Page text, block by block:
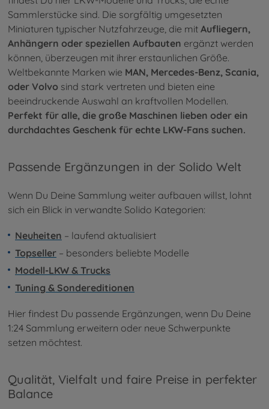
Sammlerstücke sind. Die sorgfältig umgesetzten
Miniaturen typischer Nutzfahrzeuge, die mit Aufliegern,
Anhängern oder speziellen Aufbauten ergänzt werden
können, überzeugen mit ihrer erstaunlichen Größe.
Weltbekannte Marken wie MAN, Mercedes-Benz, Scania,
oder Volvo sind stark vertreten und bieten eine
beeindruckende Auswahl an kraftvollen Modellen.
Perfekt für alle, die große Maschinen lieben oder ein
durchdachtes Geschenk für echte LKW-Fans suchen.
Passende Ergänzungen in der Solido Welt
Wenn Du Deine Sammlung weiter aufbauen willst, lohnt
sich ein Blick in verwandte Solido Kategorien:
Neuheiten – laufend aktualisiert
Topseller – besonders beliebte Modelle
Modell-LKW & Trucks
Tuning & Sondereditionen
Hier findest Du passende Ergänzungen, wenn Du Deine
1:24 Sammlung erweitern oder neue Schwerpunkte
setzen möchtest.
Qualität, Vielfalt und faire Preise in perfekter
Balance